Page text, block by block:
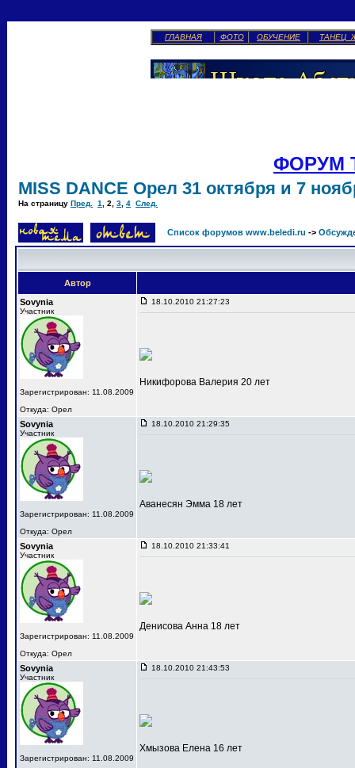
ГЛАВНАЯ ФОТО ОБУЧЕНИЕ ТАНЕЦ
ФОРУМ
MISS DANCE Орел 31 октября и 7
На страницу Пред. 1 2 3 4 След.
Список форумов www.beledi.ru ->
Автор
Sovynia
Участник
Зарегистрирован: 11.08.2009
Откуда: Орел
18.10.2010 21:27:23
Никифорова Валерия 20 лет
Sovynia
Участник
Зарегистрирован: 11.08.2009
Откуда: Орел
18.10.2010 21:29:35
Аванесян Эмма 18 лет
Sovynia
Участник
Зарегистрирован: 11.08.2009
Откуда: Орел
18.10.2010 21:33:41
Денисова Анна 18 лет
Sovynia
Участник
Зарегистрирован: 11.08.2009
18.10.2010 21:43:53
Хмызова Елена 16 лет